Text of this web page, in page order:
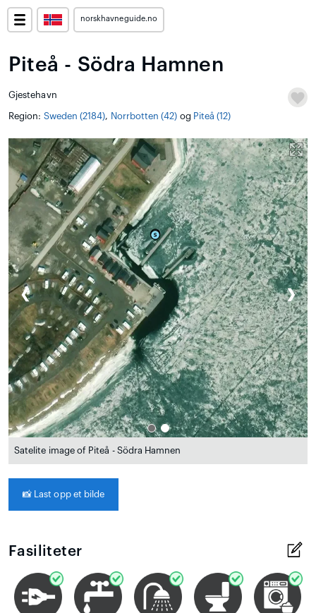
norskhavneguide.no
Piteå - Södra Hamnen
Gjestehavn
Region: Sweden (2184), Norrbotten (42) og Piteå (12)
❮ ❯
Satelite image of Piteå - Södra Hamnen
📸 Last opp et bilde
Fasiliteter